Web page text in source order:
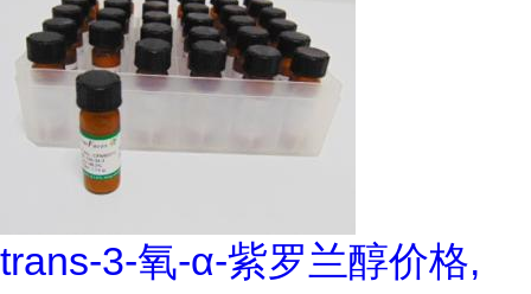
trans-3-氧-α-紫罗兰醇价格,